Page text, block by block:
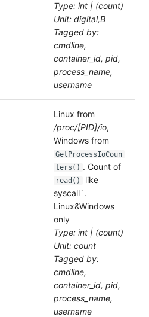
Type: int | (count)
Unit: digital,B
Tagged by:
cmdline,
container_id, pid,
process_name,
username
Linux from
/proc/[PID]/io,
Windows from
GetProcessIoCoun
ters() . Count of
read()
like
syscall`.
Linux&Windows
only
Type: int | (count)
Unit: count
Tagged by:
cmdline,
container_id, pid,
process_name,
username